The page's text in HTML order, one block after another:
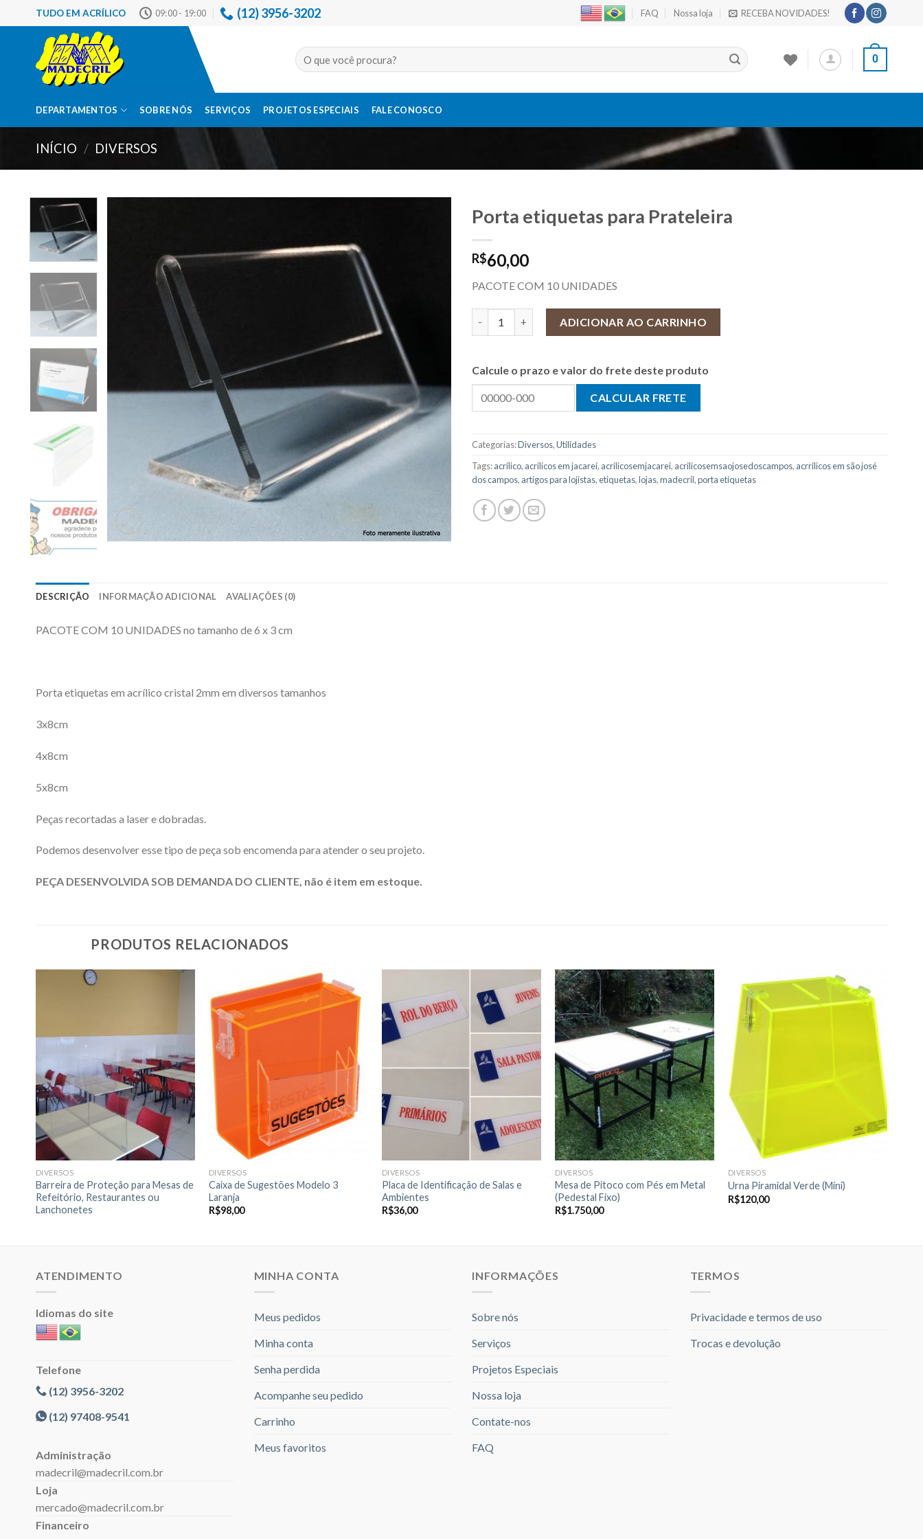
to
TUDO EM ACRÍLICO 09:00 - 19:00 (12) 3956-3202 FAQ Nossa loja RECEBA NOVIDADES!
Pesquisar
por:
0
DEPARTAMENTOS SOBRE NÓS SERVIÇOS PROJETOS ESPECIAIS FALE CONOSCO
INÍCIO / DIVERSOS
Porta etiquetas para Prateleira
R$60,00
PACOTE COM 10 UNIDADES
ADICIONAR AO CARRINHO
Calcule o prazo e valor do frete deste produto
Categorias:Diversos,Utilidades
Tags:acrílico, acrílicos em jacareí, acrilicosemjacarei, acrilicosemsaojosedoscampos, acrrílicos em são josé
dos campos, artigos para lojistas,etiquetas,lojas,madecril,porta etiquetas
DESCRIÇÃO INFORMAÇÃO ADICIONAL AVALIAÇÕES (0)
PACOTE COM 10 UNIDADES no tamanho de 6 x 3 cm
Porta etiquetas em acrílico cristal 2mm em diversos tamanhos
3x8cm
4x8cm
5x8cm
Peças recortadas a laser e dobradas.
Podemos desenvolver esse tipo de peça sob encomenda para atender o seu projeto.
PEÇA DESENVOLVIDA SOB DEMANDA DO CLIENTE, não é item em estoque.
PRODUTOS RELACIONADOS
DIVERSOS
Barreira de Proteção para Mesas de
Refeitório, Restaurantes ou
Lanchonetes
desejos
DIVERSOS
Caixa de Sugestões Modelo 3
Laranja
R$98,00
Adicionar
desejos
DIVERSOS
Placa de Identificação de Salas e
Ambientes
R$36,00
Adicionar
a lista de
desejos
DIVERSOS
Mesa de Pitoco com Pés em Metal
(Pedestal Fixo)
R$1.750,00
DIVERSOS
Urna Piramidal Verde (Mini)
R$120,00
ATENDIMENTO
Idiomas do site
Telefone
(12) 3956-3202
(12) 97408-9541
Administração
madecril@madecril.com.br
Loja
mercado@madecril.com.br
Financeiro
MINHA CONTA
Meus pedidos
Minha conta
Senha perdida
Acompanhe seu pedido
Carrinho
Meus favoritos
INFORMAÇÕES
Sobre nós
Serviços
Projetos Especiais
Nossa loja
Contate-nos
FAQ
TERMOS
Privacidade e termos de uso
Trocas e devolução